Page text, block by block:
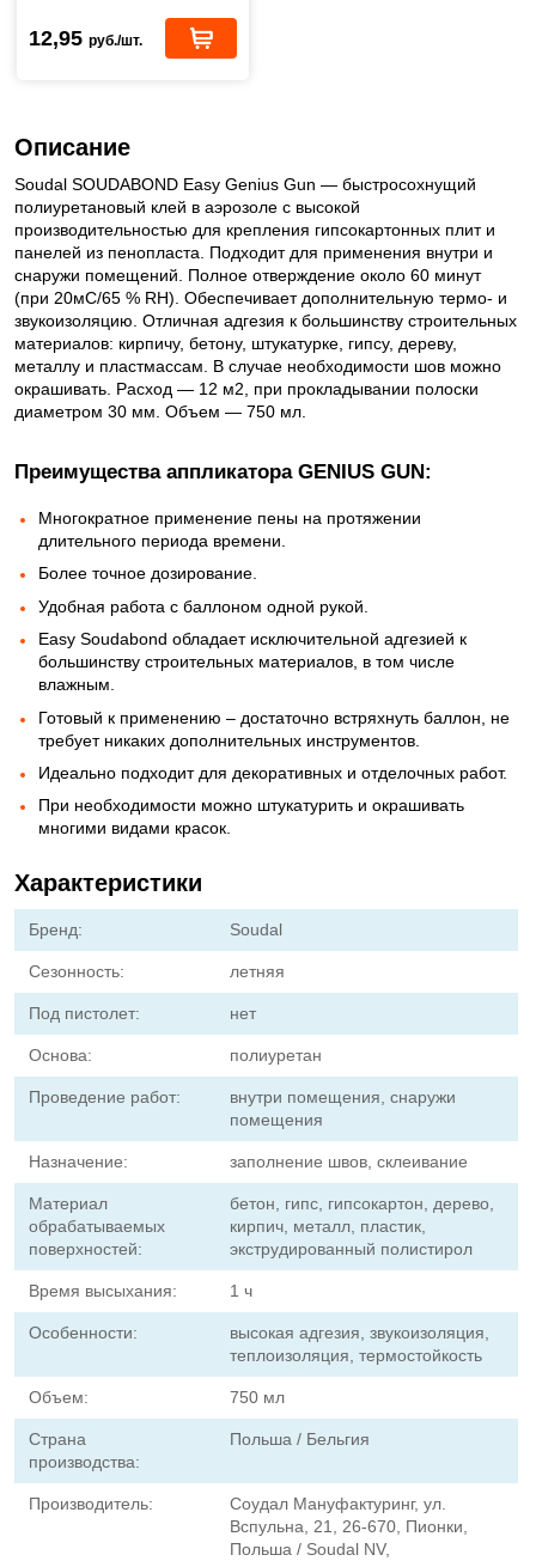
12,95 руб./шт.
Описание
Soudal SOUDABOND Easy Genius Gun — быстросохнущий
полиуретановый клей в аэрозоле с высокой
производительностью для крепления гипсокартонных плит и
панелей из пенопласта. Подходит для применения внутри и
снаружи помещений. Полное отверждение около 60 минут
(при 20мC/65 % RH). Обеспечивает дополнительную термо- и
звукоизоляцию. Отличная адгезия к большинству строительных
материалов: кирпичу, бетону, штукатурке, гипсу, дереву,
металлу и пластмассам. В случае необходимости шов можно
окрашивать. Расход — 12 м2, при прокладывании полоски
диаметром 30 мм. Объем — 750 мл.
Преимущества аппликатора GENIUS GUN:
Многократное применение пены на протяжении
длительного периода времени.
Более точное дозирование.
Удобная работа с баллоном одной рукой.
Easy Soudabond обладает исключительной адгезией к
большинству строительных материалов, в том числе
влажным.
Готовый к применению – достаточно встряхнуть баллон, не
требует никаких дополнительных инструментов.
Идеально подходит для декоративных и отделочных работ.
При необходимости можно штукатурить и окрашивать
многими видами красок.
Характеристики
Бренд: Soudal
Сезонность: летняя
Под пистолет: нет
Основа: полиуретан
Проведение работ:
внутри помещения, снаружи
помещения
Назначение: заполнение швов, склеивание
Материал
обрабатываемых
поверхностей:
бетон, гипс, гипсокартон, дерево,
кирпич, металл, пластик,
экструдированный полистирол
Время высыхания: 1 ч
Особенности:
высокая адгезия, звукоизоляция,
теплоизоляция, термостойкость
Объем: 750 мл
Страна
производства:
Польша / Бельгия
Производитель:
Соудал Мануфактуринг, ул.
Вспульна, 21, 26-670, Пионки,
Польша / Soudal NV,